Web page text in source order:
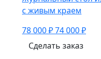
с живым краем
78 000 ₽74 000 ₽
Сделать заказ